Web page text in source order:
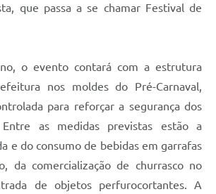
que passa a se chamar Festival de
o evento contará com a estrutura
nos moldes do Pré-Carnaval,
para reforçar a segurança dos
Entre as medidas previstas estão a
e do consumo de bebidas em garrafas
da comercialização de churrasco no
de objetos perfurocortantes. A